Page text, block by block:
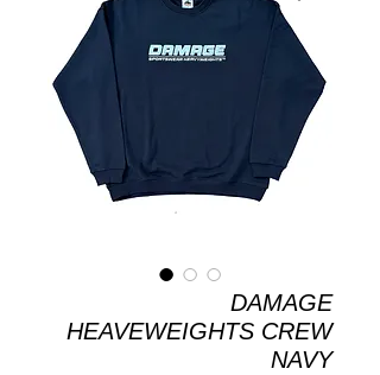
DAMAGE
HEAVEWEIGHTS CREW
NAVY